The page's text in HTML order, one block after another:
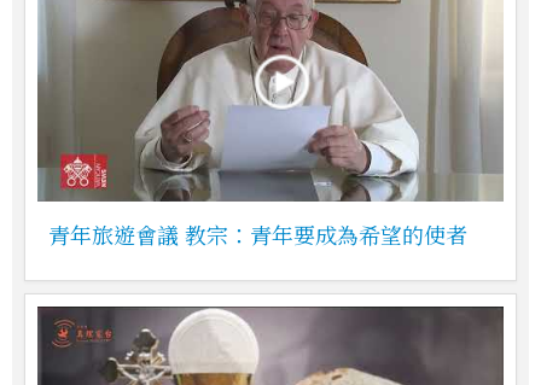
青年旅遊會議 教宗：青年要成為希望的使者